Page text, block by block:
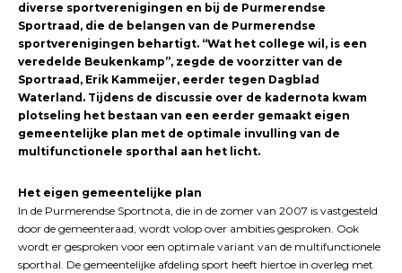
diverse sportverenigingen en bij de Purmerendse
Sportraad, die de belangen van de Purmerendse
sportverenigingen behartigt. “Wat het college wil, is een
veredelde Beukenkamp”, zegde de voorzitter van de
Sportraad, Erik Kammeijer, eerder tegen Dagblad
Waterland. Tijdens de discussie over de kadernota kwam
plotseling het bestaan van een eerder gemaakt eigen
gemeentelijke plan met de optimale invulling van de
multifunctionele sporthal aan het licht.
Het eigen gemeentelijke plan
In de Purmerendse Sportnota, die in de zomer van 2007 is vastgesteld
door de gemeenteraad, wordt volop over ambities gesproken. Ook
wordt er gesproken voor een optimale variant van de multifunctionele
sporthal. De gemeentelijke afdeling sport heeft hiertoe in overleg met